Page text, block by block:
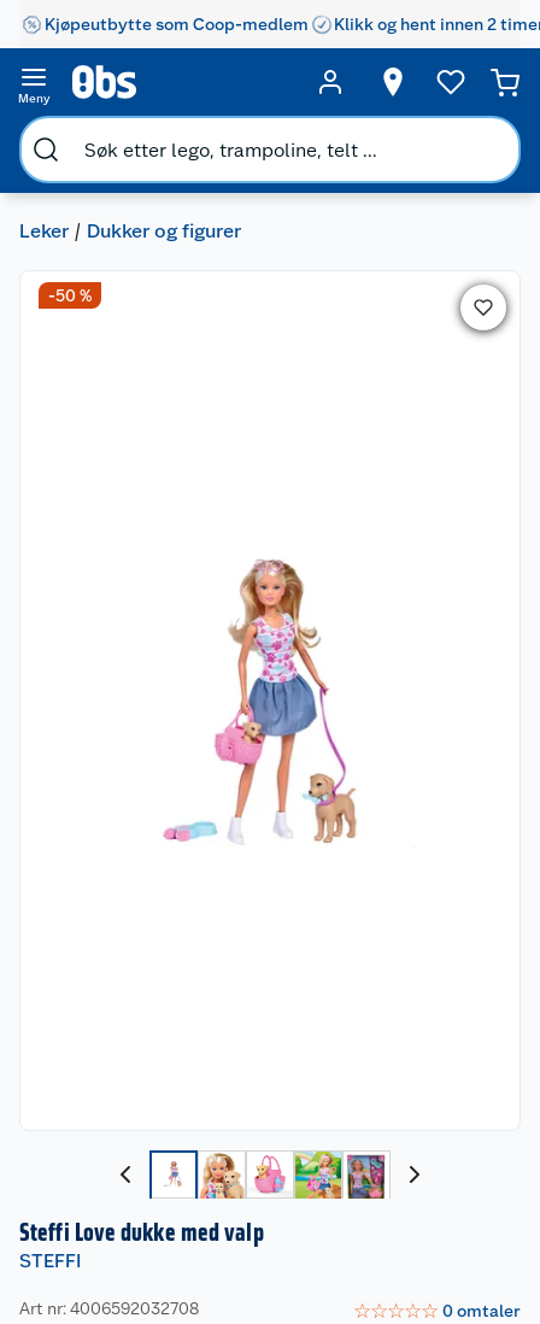
Kjøpeutbytte som Coop-medlem Klikk og hent innen 2
Meny
Leker Dukker og figurer
-50 %
Steffi Love dukke med valp
STEFFI
Art nr: 4006592032708 ☆☆☆☆☆ 0omtaler